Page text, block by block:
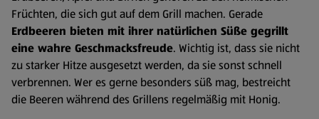
Früchten, die sich gut auf dem Grill machen. Gerade
Erdbeeren bieten mit ihrer natürlichen Süße gegrillt
eine wahre Geschmacksfreude. Wichtig ist, dass sie nicht
zu starker Hitze ausgesetzt werden, da sie sonst schnell
verbrennen. Wer es gerne besonders süß mag, bestreicht
die Beeren während des Grillens regelmäßig mit Honig.